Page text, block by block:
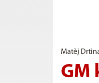
Matěj
GM